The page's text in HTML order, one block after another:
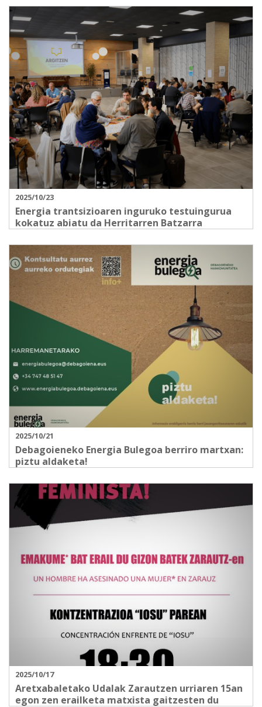
2025/10/23
Energia trantsizioaren inguruko testuingurua
kokatuz abiatu da Herritarren Batzarra
2025/10/21
Debagoieneko Energia Bulegoa berriro martxan:
piztu aldaketa!
2025/10/17
Aretxabaletako Udalak Zarautzen urriaren 15an
egon zen erailketa matxista gaitzesten du